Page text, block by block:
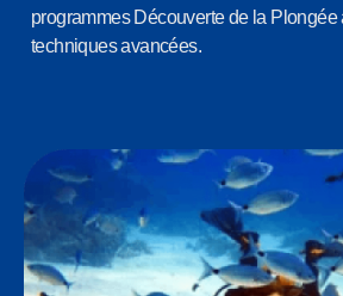
programmes Découverte de la Plongée
techniques avancées.